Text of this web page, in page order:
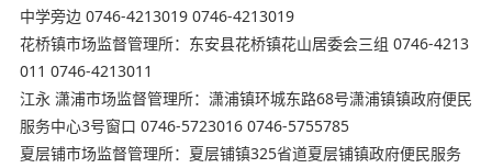
中学旁边 0746-4213019 0746-4213019
花桥镇市场监督管理所：东安县花桥镇花山居委会三组 0746-4213
011 0746-4213011
江永 潇浦市场监督管理所：潇浦镇环城东路68号潇浦镇镇政府便民
服务中心3号窗口 0746-5723016 0746-5755785
夏层铺市场监督管理所：夏层铺镇325省道夏层铺镇政府便民服务